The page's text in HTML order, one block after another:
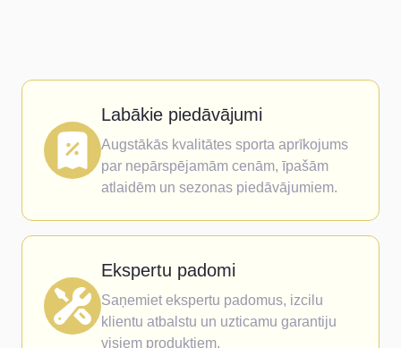
Labākie piedāvājumi
Augstākās kvalitātes sporta aprīkojums
par nepārspējamām cenām, īpašām
atlaidēm un sezonas piedāvājumiem.
Ekspertu padomi
Saņemiet ekspertu padomus, izcilu
klientu atbalstu un uzticamu garantiju
visiem produktiem.